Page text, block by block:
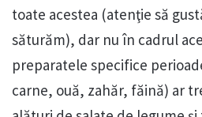
toate acestea (atenţie să
săturăm), dar nu în cadrul
preparatele specifice
carne, ouă, zahăr, făină) ar